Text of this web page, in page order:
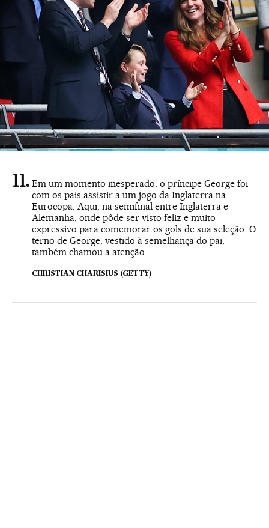
Em um momento inesperado, o príncipe George foi
com os pais assistir a um jogo da Inglaterra na
Eurocopa. Aqui, na semifinal entre Inglaterra e
Alemanha, onde pôde ser visto feliz e muito
expressivo para comemorar os gols de sua seleção. O
terno de George, vestido à semelhança do pai,
também chamou a atenção.
CHRISTIAN CHARISIUS (GETTY)